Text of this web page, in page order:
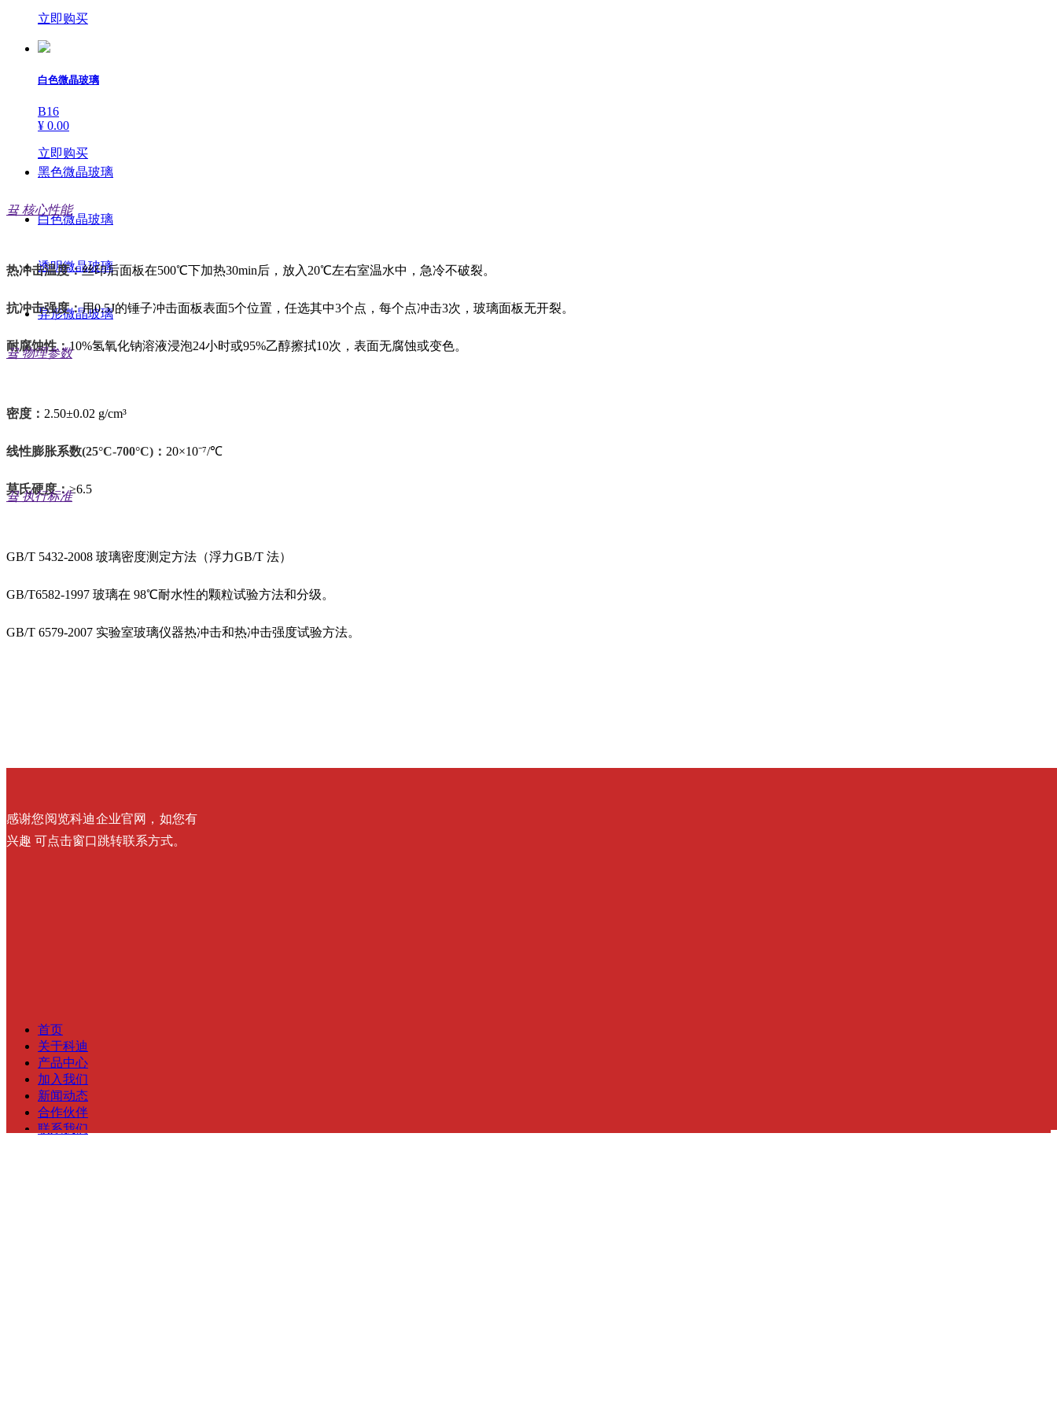
立即购买
白色微晶玻璃
B16
¥ 0.00
立即购买
黑色微晶玻璃
白色微晶玻璃
透明微晶玻璃
异形微晶玻璃
끀 核心性能
热冲击温度‌：丝印后面板在500℃下加热30min后，放入20℃左右室温水中，急冷不破裂。
抗冲击强度‌：用0.5J的锤子冲击面板表面5个位置，任选其中3个点，每个点冲击3次，玻璃面板无开裂。
耐腐蚀性‌：10%氢氧化钠溶液浸泡24小时或95%乙醇擦拭10次，表面无腐蚀或变色。
끀 物理参数
密度‌： 2.50±0.02 g/cm³
线性膨胀系数(25°C-700°C)‌： 20×10⁻⁷/℃
莫氏硬度：≥6.5
끀 执行标准
GB/T 5432-2008 玻璃密度测定方法（浮力GB/T 法）
GB/T6582-1997 玻璃在 98℃耐水性的颗粒试验方法和分级。
GB/T 6579-2007 实验室玻璃仪器热冲击和热冲击强度试验方法。
感谢您阅览科迪企业官网，如您有
兴趣 可点击窗口跳转联系方式。
首页
关于科迪
产品中心
加入我们
新闻动态
合作伙伴
联系我们